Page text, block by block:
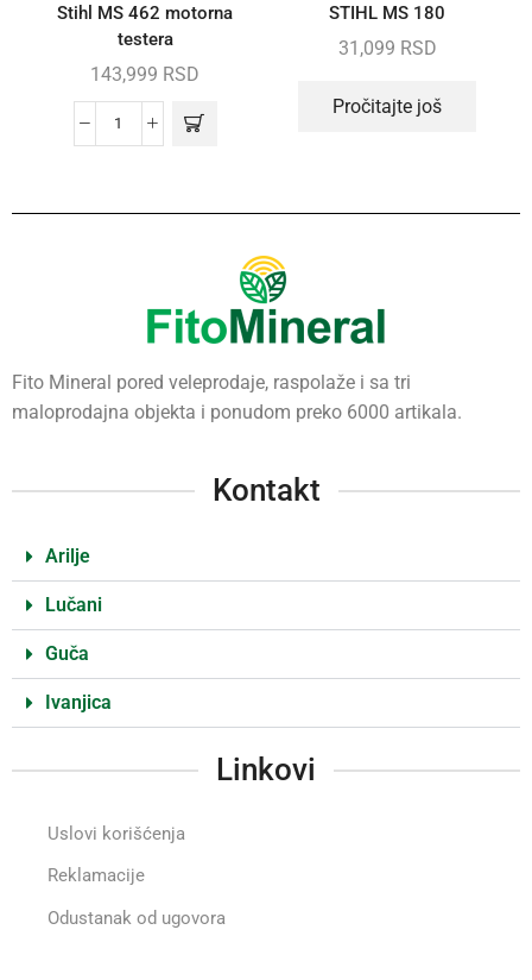
Stihl MS 462 motorna
testera
143,999 RSD
STIHL MS 180
31,099 RSD
Pročitajte još
Fito Mineral pored veleprodaje, raspolaže i sa tri
maloprodajna objekta i ponudom preko 6000 artikala.
Kontakt
Arilje
Lučani
Guča
Ivanjica
Linkovi
Uslovi korišćenja
Reklamacije
Odustanak od ugovora